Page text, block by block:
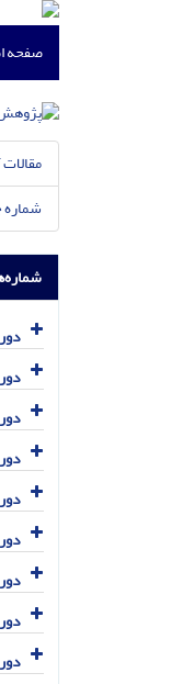
صفحه
دوره 28
دوره 27
دوره 26
دوره 25
دوره 24
دوره 23
دوره 22
دوره 21
دوره 20